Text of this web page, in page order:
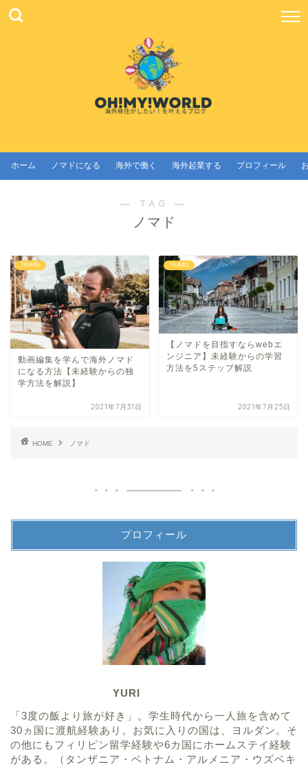
ホーム ノマドになる 海外で働く 海外起業する プロフィール
― TAG ―
ノマド
TRAVEL
動画編集を学んで海外ノマド
になる方法【未経験からの独
学方法を解説】
2021年7月31日
TRAVEL
【ノマドを目指すならwebエ
ンジニア】未経験からの学習
方法を5ステップ解説
2021年7月25日
HOME ノマド
プロフィール
YURI
「3度の飯より旅が好き」。学生時代から一人旅を含めて
30ヵ国に渡航経験あり。お気に入りの国は、ヨルダン。そ
の他にもフィリピン留学経験や6カ国にホームステイ経験
がある。（タンザニア・ベトナム・アルメニア・ウズベキ